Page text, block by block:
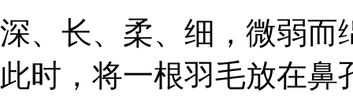
深、长、柔、细，微弱而
此时，将一根羽毛放在鼻